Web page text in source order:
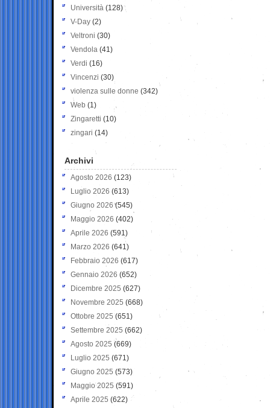
Università (128)
V-Day (2)
Veltroni (30)
Vendola (41)
Verdi (16)
Vincenzi (30)
violenza sulle donne (342)
Web (1)
Zingaretti (10)
zingari (14)
Archivi
Agosto 2026 (123)
Luglio 2026 (613)
Giugno 2026 (545)
Maggio 2026 (402)
Aprile 2026 (591)
Marzo 2026 (641)
Febbraio 2026 (617)
Gennaio 2026 (652)
Dicembre 2025 (627)
Novembre 2025 (668)
Ottobre 2025 (651)
Settembre 2025 (662)
Agosto 2025 (669)
Luglio 2025 (671)
Giugno 2025 (573)
Maggio 2025 (591)
Aprile 2025 (622)